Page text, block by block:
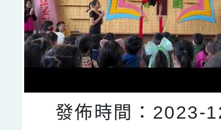
發佈時間：2023-